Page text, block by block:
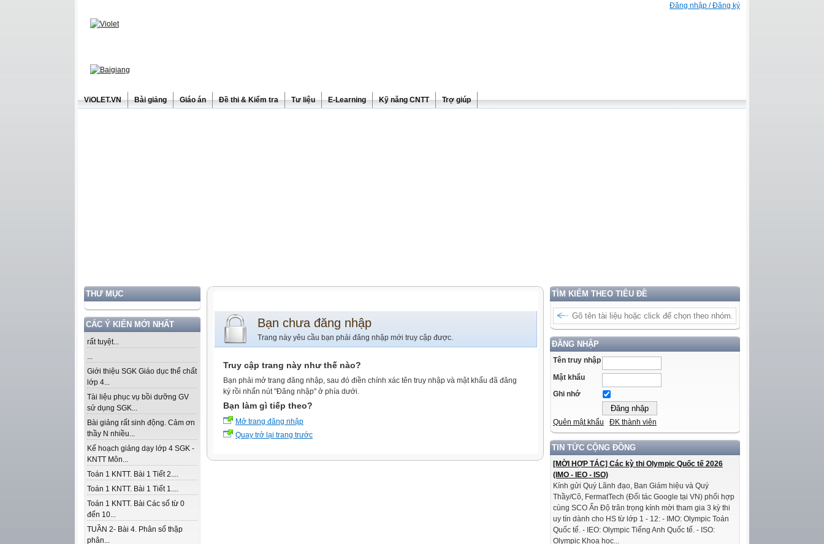
Đăng nhập / Đăng ký
ViOLET.VN Bài giảng Giáo án Đề thi & Kiểm tra Tư liệu E-Learning Kỹ năng CNTT Trợ giúp
THƯ MỤC
CÁC Ý KIẾN MỚI NHẤT
rất tuyệt...
...
Giới thiệu SGK Giáo dục thể chất
lớp 4...
Tài liệu phục vụ bồi dưỡng GV
sử dụng SGK...
Bài giảng rất sinh động. Cảm ơn
thầy N nhiều...
Kế hoạch giảng dạy lớp 4 SGK -
KNTT Môn...
Toán 1 KNTT. Bài 1 Tiết 2....
Toán 1 KNTT. Bài 1 Tiết 1....
Toán 1 KNTT. Bài Các số từ 0
đến 10...
TUẦN 2- Bài 4. Phân số thập
phân...
TÌM KIẾM THEO TIÊU ĐỀ
ĐĂNG NHẬP
Tên truy nhập
Mật khẩu
Ghi nhớ
Quên mật khẩu ĐK thành viên
TIN TỨC CỘNG ĐỒNG
[MỜI HỢP TÁC] Các kỳ thi Olympic Quốc tế 2026
(IMO - IEO - ISO)
Kính gửi Quý Lãnh đạo, Ban Giám hiệu và Quý
Thầy/Cô, FermatTech (Đối tác Google tại VN) phối hợp
cùng SCO Ấn Độ trân trọng kính mời tham gia 3 kỳ thi
uy tín dành cho HS từ lớp 1 - 12: - IMO: Olympic Toán
Quốc tế. - IEO: Olympic Tiếng Anh Quốc tế. - ISO:
Olympic Khoa học...
Bạn chưa đăng nhập
Trang này yêu cầu bạn phải đăng nhập mới truy cập được.
Truy cập trang này như thế nào?
Bạn phải mở trang đăng nhập, sau đó điền chính xác tên truy nhập và mật khẩu đã đăng
ký rồi nhấn nút "Đăng nhập" ở phía dưới.
Bạn làm gì tiếp theo?
Mở trang đăng nhập
Quay trở lại trang trước